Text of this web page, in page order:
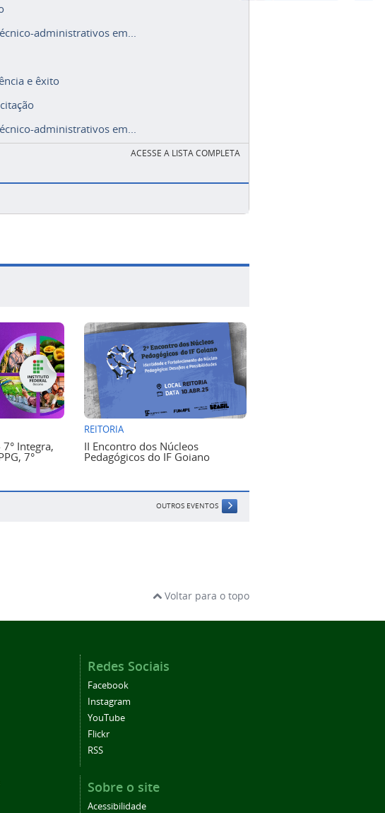
administrativos em...
e êxito
administrativos em...
ACESSE A LISTA COMPLETA
Integra,
7°
REITORIA
II Encontro dos Núcleos
Pedagógicos do IF Goiano
OUTROS EVENTOS
Voltar para o topo
Redes Sociais
Facebook
Instagram
YouTube
Flickr
RSS
Sobre o site
Acessibilidade